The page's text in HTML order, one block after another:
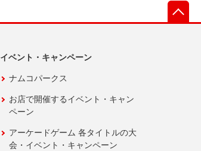
イベント・キャンペーン
ナムコパークス
お店で開催するイベント・キャン
ペーン
アーケードゲーム 各タイトルの大
会・イベント・キャンペーン